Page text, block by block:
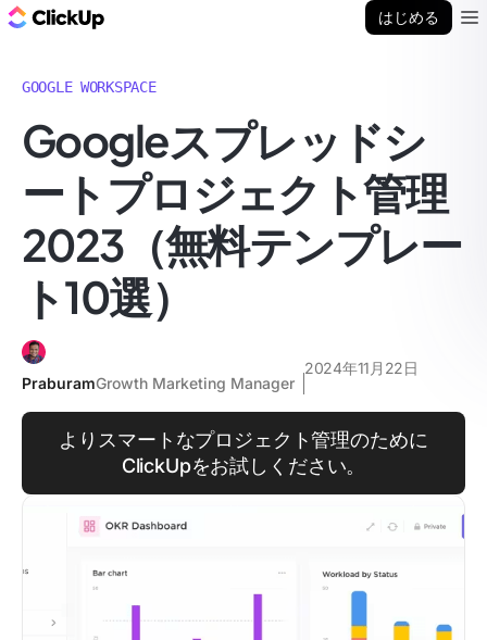
はじめる
GOOGLE WORKSPACE
Googleスプレッドシ
ートプロジェクト管理
2023（無料テンプレー
ト10選）
PraburamGrowth Marketing Manager
2024年11月22日
よりスマートなプロジェクト管理のために
ClickUpをお試しください。